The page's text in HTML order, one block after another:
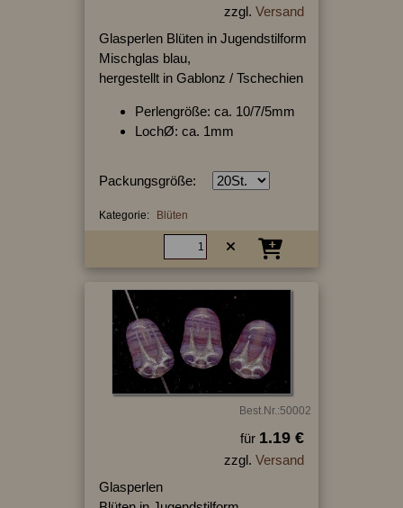
zzgl. Versand
Glasperlen Blüten in Jugendstilform
Mischglas blau,
hergestellt in Gablonz / Tschechien
Perlengröße: ca. 10/7/5mm
LochØ: ca. 1mm
Packungsgröße:
Kategorie: Blüten
Best.Nr.:50002
für 1.19 €
zzgl. Versand
Glasperlen